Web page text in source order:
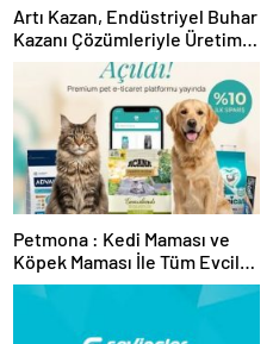
Artı Kazan, Endüstriyel Buhar
Kazanı Çözümleriyle Üretim
Tesislerine Verimli Sistemler
Sunuyor
Petmona : Kedi Maması ve
Köpek Maması İle Tüm Evcil
Hayvan Ürünleri